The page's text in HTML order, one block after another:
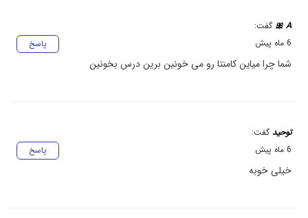
A 🎀
گفت:
پاسخ
6 ماه پیش
شما چرا میاین کامنتا رو می خونین برین درس بخونین
توحید گفت:
پاسخ
6 ماه پیش
خیلی خوبه